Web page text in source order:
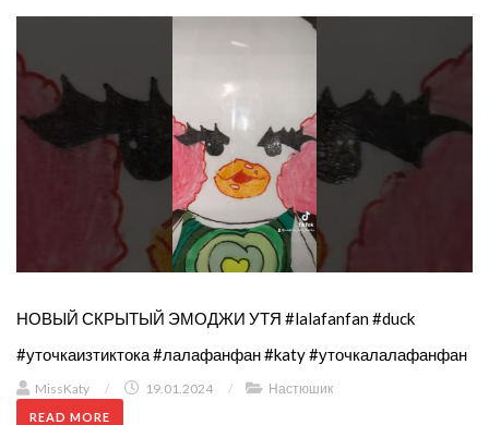
НОВЫЙ СКРЫТЫЙ ЭМОДЖИ УТЯ #lalafanfan #duck
#уточкаизтиктока #лалафанфан #katy #уточкалалафанфан
MissKaty / 19.01.2024 / Настюшик
READ MORE